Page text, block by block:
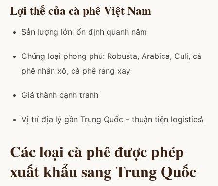
Lợi thế của cà phê Việt Nam
Sản lượng lớn, ổn định quanh năm
Chủng loại phong phú: Robusta, Arabica, Culi, cà
phê nhân xô, cà phê rang xay
Giá thành cạnh tranh
Vị trí địa lý gần Trung Quốc – thuận tiện logistics\
Các loại cà phê được phép
xuất khẩu sang Trung Quốc